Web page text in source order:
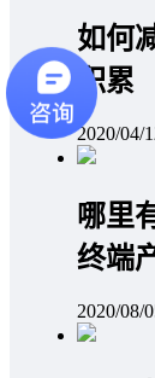
如何
积累
2020/04/
哪里
终端
2020/08/